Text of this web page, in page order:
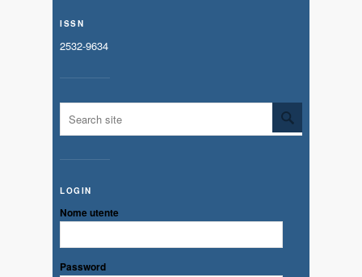
ISSN
2532-9634
LOGIN
Nome utente
Password